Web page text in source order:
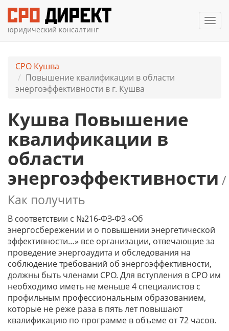
юридический консалтинг
СРО Кушва
Повышение квалификации в области
энергоэффективности в г. Кушва
Кушва Повышение
квалификации в
области
энергоэффективности /
Как получить
В соответствии с №216-ФЗ-ФЗ «Об
энергосбережении и о повышении энергетической
эффективности…» все организации, отвечающие за
проведение энергоаудита и обследования на
соблюдение требований об энергоэффективности,
должны быть членами СРО. Для вступления в СРО им
необходимо иметь не меньше 4 специалистов с
профильным профессиональным образованием,
которые не реже раза в пять лет повышают
квалификацию по программе в объеме от 72 часов.